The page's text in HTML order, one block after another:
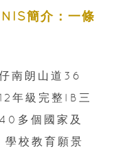
簡介：一條
南朗山道36
年級完整IB三
多個國家及
校教育願景